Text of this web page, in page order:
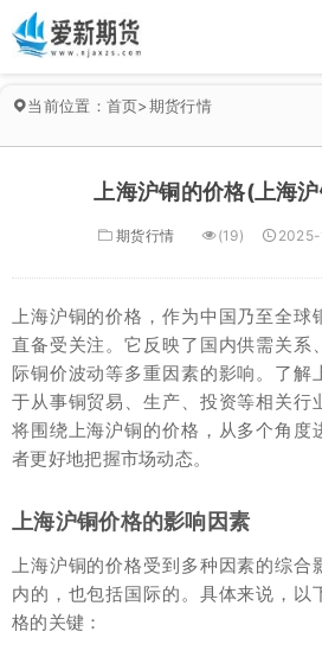
当前位置： 首页>期货行情
上海沪铜的价格(上海
期货行情 (19)
上海沪铜的价格，作为中国乃至全球
直备受关注。它反映了国内供需关系
际铜价波动等多重因素的影响。了解
于从事铜贸易、生产、投资等相关行
将围绕上海沪铜的价格，从多个角度
者更好地把握市场动态。
上海沪铜价格的影响因素
上海沪铜的价格受到多种因素的综合
内的，也包括国际的。具体来说，以
格的关键：